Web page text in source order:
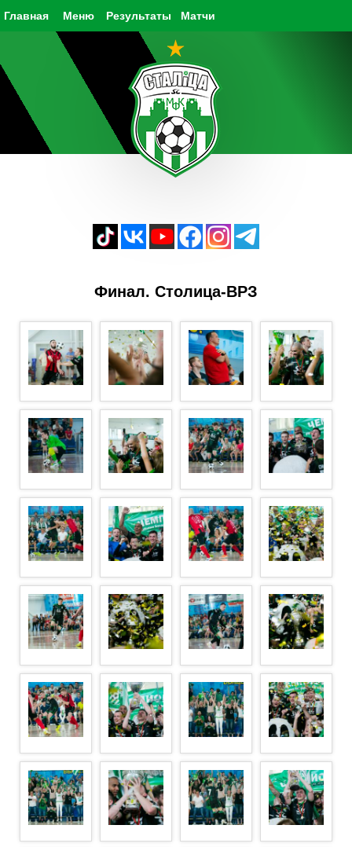
Главная Результаты Матчи
Меню
Финал. Столица-ВРЗ